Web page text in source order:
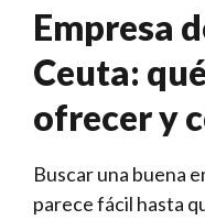
Empresa
Ceuta:
ofrecer y
Buscar una buena
parece fácil hasta